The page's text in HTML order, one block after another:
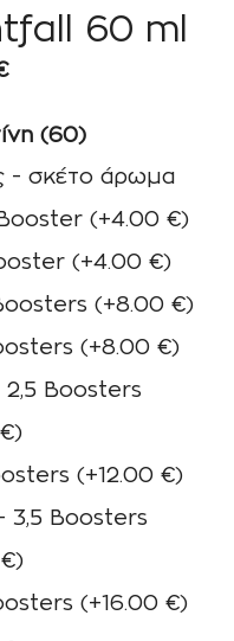
60 ml
(60)
- σκέτο άρωμα
(+4.00 €)
(+4.00 €)
(+8.00 €)
(+8.00 €)
2,5 Boosters
€)
(+12.00 €)
3,5 Boosters
€)
(+16.00 €)